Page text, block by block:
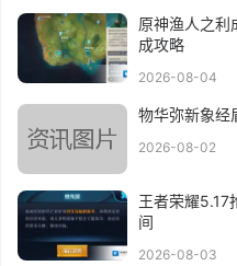
原神渔人之利
成攻略
2026-08-04
物华弥新象经
2026-08-02
王者荣耀5.17
间
2026-08-03